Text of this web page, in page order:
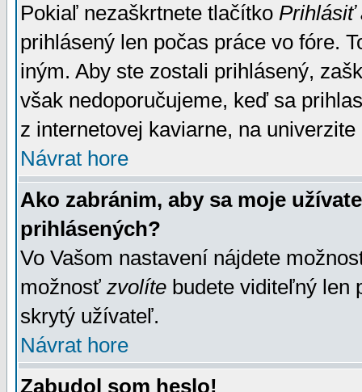
Pokiaľ nezaškrtnete tlačítko Prihlásiť
prihlásený len počas práce vo fóre.
iným. Aby ste zostali prihlásený,
však nedoporučujeme, keď sa
z internetovej kaviarne, na univerzite
Návrat hore
Ako zabránim, aby sa moje
prihlásených?
Vo Vašom nastavení nájdete
možnosť zvolíte budete viditeľný len
skrytý užívateľ.
Návrat hore
Zabudol som heslo!